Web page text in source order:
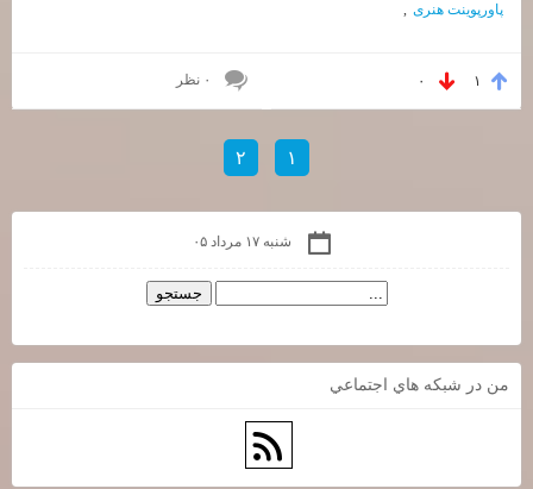
پاورپوینت هنری ,
۱ ۰ ۰ نظر
۱ ۲
شنبه ۱۷ مرداد ۰۵
من در شبكه هاي اجتماعي